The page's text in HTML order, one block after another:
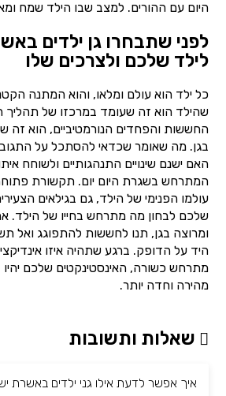
היום עם ההורים. למצב שבו הילד שמח
לפני שתבחרו גן ילדים
לילד שלכם ולצרכים שלו
כל ילד הוא עולם ומלאו, והוא המתנה
שהילד הוא זה שעומד במרכזו של תהליך
החששות והפחדים הנורמטיביים, הוא זה
בגן. מה שאומר שכדאי להסתכל על
האם ישנם שינויים התנהגותיים ולשוחח
המתרחש בשגרת היום יום. תקשורת
עולמו הפנימי של הילד, גם בגילאים
שלכם לבחון מה מתרחש בחייו של הילד.
ומרוצה בגן, תנו לחששות להתפוגג ואל
היד על הדופק. ברגע שתהיה איזו
מתרחש כשורה, האינסטינקטים שלכם יהיו
מהירה וחדה יותר.
שאלות ותשובות
איך אפשר לדעת אילו גני ילדים באשרת